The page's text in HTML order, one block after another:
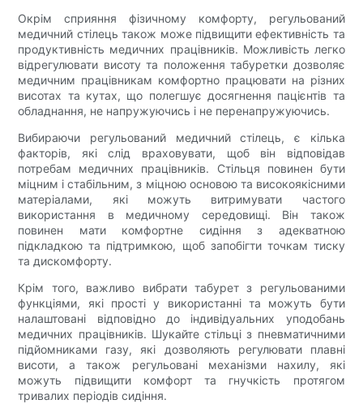
Окрім сприяння фізичному комфорту, регульований
медичний стілець також може підвищити ефективність та
продуктивність медичних працівників. Можливість легко
відрегулювати висоту та положення табуретки дозволяє
медичним працівникам комфортно працювати на різних
висотах та кутах, що полегшує досягнення пацієнтів та
обладнання, не напружуючись і не перенапружуючись.
Вибираючи регульований медичний стілець, є кілька
факторів, які слід враховувати, щоб він відповідав
потребам медичних працівників. Стільця повинен бути
міцним і стабільним, з міцною основою та високоякісними
матеріалами, які можуть витримувати частого
використання в медичному середовищі. Він також
повинен мати комфортне сидіння з адекватною
підкладкою та підтримкою, щоб запобігти точкам тиску
та дискомфорту.
Крім того, важливо вибрати табурет з регульованими
функціями, які прості у використанні та можуть бути
налаштовані відповідно до індивідуальних уподобань
медичних працівників. Шукайте стільці з пневматичними
підйомниками газу, які дозволяють регулювати плавні
висоти, а також регульовані механізми нахилу, які
можуть підвищити комфорт та гнучкість протягом
тривалих періодів сидіння.